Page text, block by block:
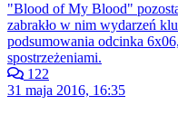
"Blood of My Blood"
zabrakło w nim wydarzeń
podsumowania odcinka
spostrzeżeniami.
122
31 maja 2016, 16:35